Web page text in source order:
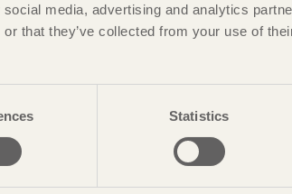
media, advertising and analytics
that they’ve collected from your use of
Statistics